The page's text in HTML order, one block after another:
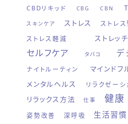
CBDリキッド CBG CBN
スキンケア ストレス ストレ
ストレス軽減
ストレッチ
セルフケア タバコ デ
ナイトルーティン マインドフ
メンタルヘルス リラクゼーシ
リラックス方法 仕事 健康
姿勢改善 深呼吸 生活習慣